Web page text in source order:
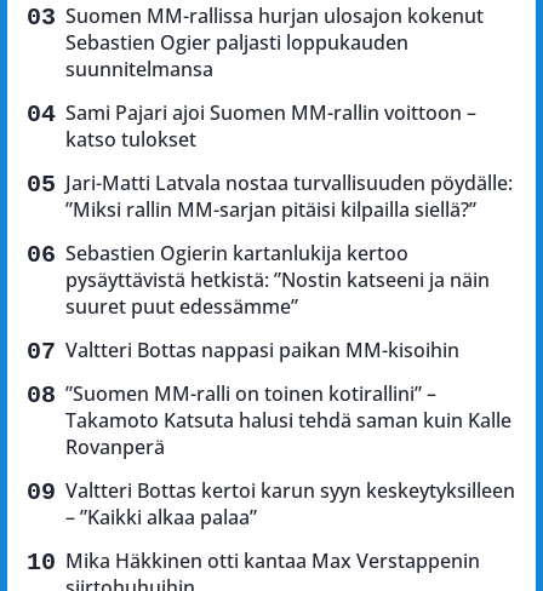
Suomen MM-rallissa hurjan ulosajon kokenut
Sebastien Ogier paljasti loppukauden
suunnitelmansa
Sami Pajari ajoi Suomen MM-rallin voittoon –
katso tulokset
Jari-Matti Latvala nostaa turvallisuuden pöydälle:
”Miksi rallin MM-sarjan pitäisi kilpailla siellä?”
Sebastien Ogierin kartanlukija kertoo
pysäyttävistä hetkistä: ”Nostin katseeni ja näin
suuret puut edessämme”
Valtteri Bottas nappasi paikan MM-kisoihin
”Suomen MM-ralli on toinen kotirallini” –
Takamoto Katsuta halusi tehdä saman kuin Kalle
Rovanperä
Valtteri Bottas kertoi karun syyn keskeytyksilleen
– ”Kaikki alkaa palaa”
Mika Häkkinen otti kantaa Max Verstappenin